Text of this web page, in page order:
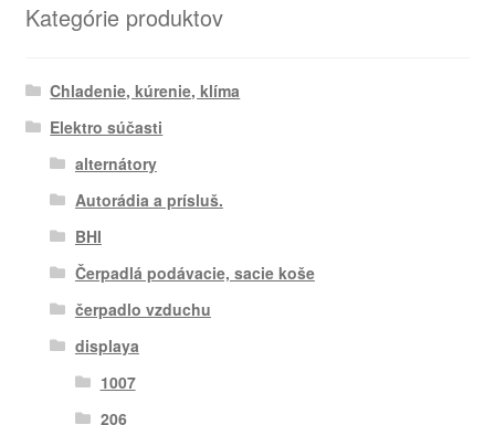
Kategórie produktov
Chladenie, kúrenie, klíma
Elektro súčasti
alternátory
Autorádia a prísluš.
BHI
Čerpadlá podávacie, sacie koše
čerpadlo vzduchu
displaya
1007
206